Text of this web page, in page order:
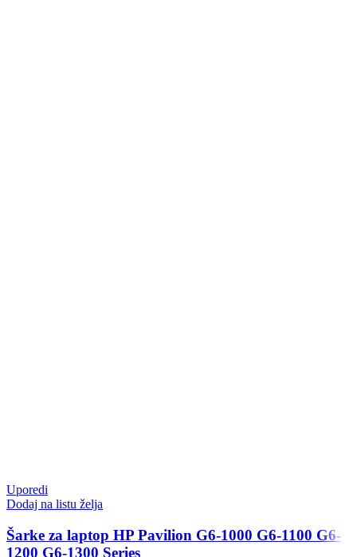
Uporedi
Dodaj na listu želja
Šarke za laptop HP Pavilion G6-1000 G6-1100 G6-
1200 G6-1300 Series